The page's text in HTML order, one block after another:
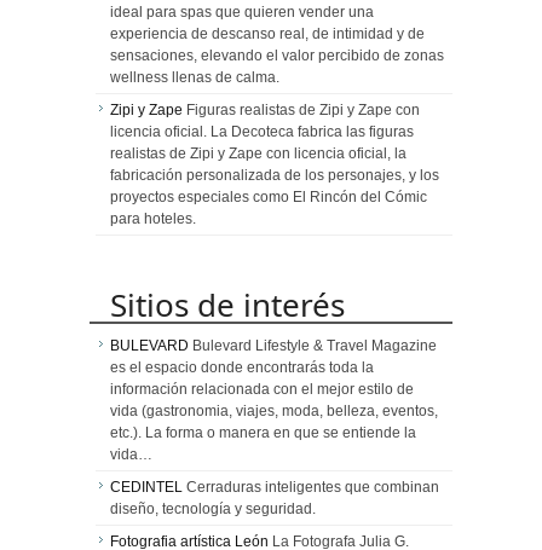
ideal para spas que quieren vender una
experiencia de descanso real, de intimidad y de
sensaciones, elevando el valor percibido de zonas
wellness llenas de calma.
Zipi y Zape Figuras realistas de Zipi y Zape con
licencia oficial. La Decoteca fabrica las figuras
realistas de Zipi y Zape con licencia oficial, la
fabricación personalizada de los personajes, y los
proyectos especiales como El Rincón del Cómic
para hoteles.
Sitios de interés
BULEVARD Bulevard Lifestyle & Travel Magazine
es el espacio donde encontrarás toda la
información relacionada con el mejor estilo de
vida (gastronomia, viajes, moda, belleza, eventos,
etc.). La forma o manera en que se entiende la
vida…
CEDINTEL Cerraduras inteligentes que combinan
diseño, tecnología y seguridad.
Fotografia artística León La Fotografa Julia G.